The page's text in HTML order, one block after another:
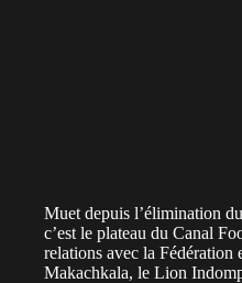
Muet depuis l’élimination
c’est le plateau du Canal
relations avec la Fédération
Makachkala, le Lion